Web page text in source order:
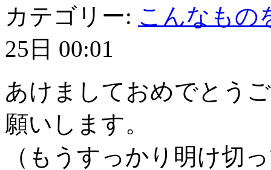
カテゴリー: こんなもの
25日 00:01
あけましておめでとう
願いします。
（もうすっかり明け切